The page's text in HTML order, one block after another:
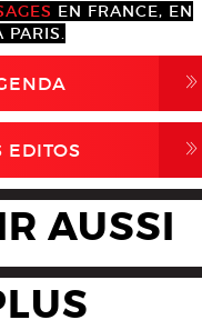
EN FRANCE, EN
PARIS.
,
EDITOS ,
AUSSI